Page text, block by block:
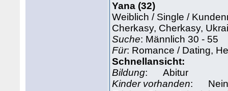
Yana (32)
Weiblich / Single /
Cherkasy, Cherkasy,
Suche: Männlich 30 - 55
Für: Romance / Dating,
Schnellansicht:
Bildung: Abitur
Kinder vorhanden: